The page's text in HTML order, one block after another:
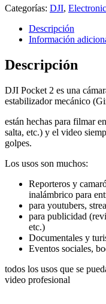
Categorías: DJI,
Descripción
Información
Descripción
DJI Pocket 2 es una
estabilizador mecánico
están hechas para filmar
salta, etc.) y el video
golpes.
Los usos son muchos:
Reporteros y
inalámbrico para
para youtubers,
para publicidad
etc.)
Documentales y
Eventos sociales,
todos los usos que se
video profesional